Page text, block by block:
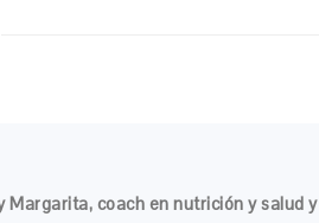
Margarita, coach en nutrición y salud y